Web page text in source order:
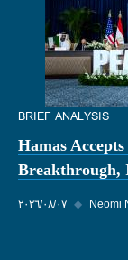
BRIEF ANALYSIS
Hamas
Breakthrough,
٠٧‏/٠٨‏/٢٠٢٦ ◆ Neomi